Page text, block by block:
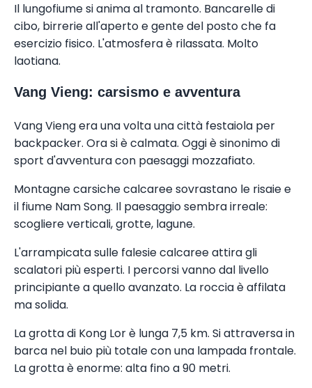
Il lungofiume si anima al tramonto. Bancarelle di
cibo, birrerie all'aperto e gente del posto che fa
esercizio fisico. L'atmosfera è rilassata. Molto
laotiana.
Vang Vieng: carsismo e avventura
Vang Vieng era una volta una città festaiola per
backpacker. Ora si è calmata. Oggi è sinonimo di
sport d'avventura con paesaggi mozzafiato.
Montagne carsiche calcaree sovrastano le risaie e
il fiume Nam Song. Il paesaggio sembra irreale:
scogliere verticali, grotte, lagune.
L'arrampicata sulle falesie calcaree attira gli
scalatori più esperti. I percorsi vanno dal livello
principiante a quello avanzato. La roccia è affilata
ma solida.
La grotta di Kong Lor è lunga 7,5 km. Si attraversa in
barca nel buio più totale con una lampada frontale.
La grotta è enorme: alta fino a 90 metri.